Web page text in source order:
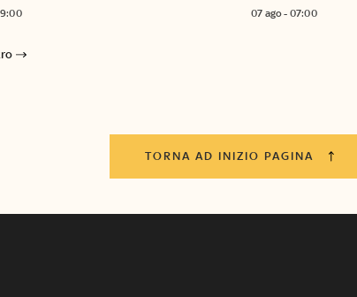
07 ago - 07:00
TORNA AD INIZIO PAGINA